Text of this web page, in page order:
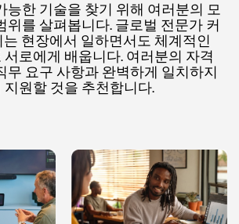
능한 기술을 찾기 위해 여러분의 모
위를 살펴봅니다. 글로벌 전문가 커
현장에서 일하면서도 체계적인
로에게 배웁니다. 여러분의 자격
무 요구 사항과 완벽하게 일치하지
원할 것을 추천합니다.